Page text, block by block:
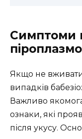
Симптоми
Якщо не вживати
випадків
Важливо
ознаки, які
після укусу.